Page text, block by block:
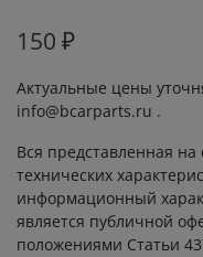
150 ₽
Актуальные цены
info@bcarparts.ru .
Вся представленная
технических
информационный
является публичной
положениями Статьи